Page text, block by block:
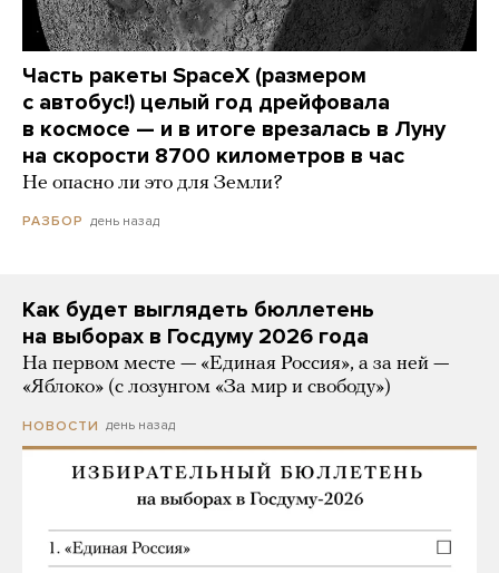
Часть ракеты SpaceX (размером
с автобус!) целый год дрейфовала
в космосе — и в итоге врезалась в Луну
на скорости 8700 километров в час
Не опасно ли это для Земли?
РАЗБОР день назад
Как будет выглядеть бюллетень
на выборах в Госдуму 2026 года
На первом месте — «Единая Россия», а за ней —
«Яблоко» (с лозунгом «За мир и свободу»)
НОВОСТИ день назад